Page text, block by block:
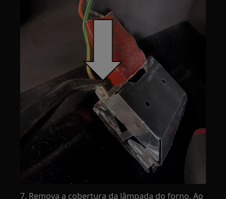
7. Remova a cobertura da lâmpada do forno. Ao